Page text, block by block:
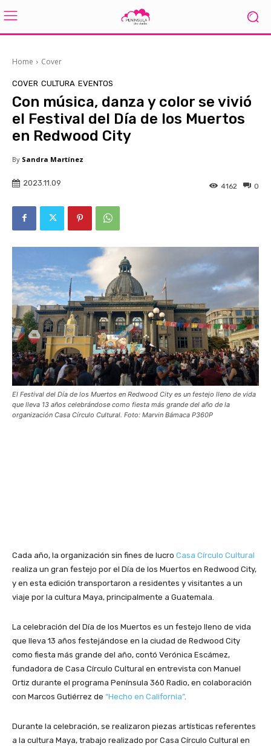
Home Cover
COVER CULTURA EVENTOS
Con música, danza y color se vivió
el Festival del Día de los Muertos
en Redwood City
By Sandra Martínez
2023.11.09 0
4162
El Festival del Día de los Muertos en Redwood City es un festejo lleno de vida
que lleva 13 años celebrándose como fiesta más grande del año de la
organización Casa Círculo Cultural. Foto: Marvin Bámaca P360P
Cada año, la organización sin fines de lucro Casa Círculo Cultural
realiza un gran festejo por el Día de los Muertos en Redwood City,
y en esta edición transportaron a residentes y visitantes a un
viaje por la cultura Maya, principalmente a Guatemala.
La celebración del Día de los Muertos es un festejo lleno de vida
que lleva 13 años festejándose en la ciudad de Redwood City
como fiesta más grande del año, contó Verónica Escámez,
fundadora de Casa Círculo Cultural en entrevista con Manuel
Ortiz durante el programa Península 360 Radio, en colaboración
con Marcos Gutiérrez de “Hecho en California”.
Durante la celebración, se realizaron piezas artísticas referentes
a la cultura Maya, trabajo realizado por Casa Círculo Cultural en